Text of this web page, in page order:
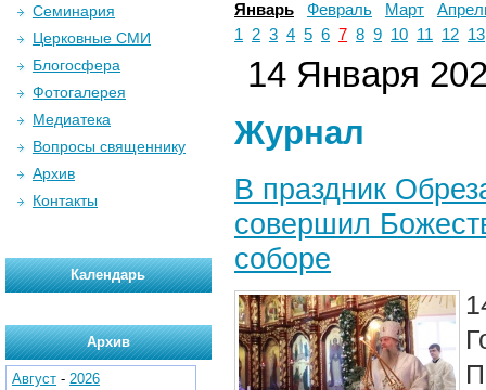
Январь Февраль Март
1
2 3 4 5 6 7 8 9 10 11 12 13
14 Января
Журнал
В праздник
совершил
соборе
Семинария
Церковные СМИ
Блогосфера
Фотогалерея
Медиатека
Вопросы священнику
Архив
Контакты
Календарь
Архив
Август - 2026